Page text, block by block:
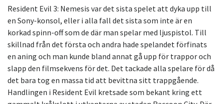
Resident Evil 3: Nemesis var det sista spelet att dyka upp till
en Sony-konsol, eller i alla fall det sista som inte är en
korkad spinn-off som de där man spelar med ljuspistol. Till
skillnad från det första och andra hade spelandet förfinats
en aning och man kunde bland annat gå upp för trappor och
slapp den filmsekvens för det. Det tackade alla spelare för då
det bara tog en massa tid att bevittna sitt trappgående.
Handlingen i Resident Evil kretsade som bekant kring ett